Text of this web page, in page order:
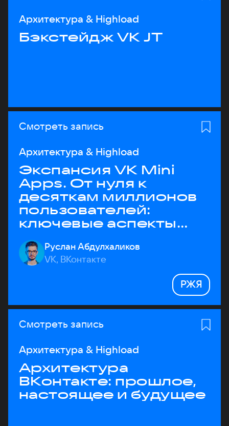
Архитектура & Highload
Бэкстейдж VK JT
Смотреть запись
Архитектура & Highload
Экспансия VK Mini
Apps. От нуля к
десяткам миллионов
пользователей:
ключевые аспекты
архитектуры
Руслан Абдулхаликов
VK, ВКонтакте
РЖЯ
Смотреть запись
Архитектура & Highload
Архитектура
ВКонтакте: прошлое,
настоящее и будущее